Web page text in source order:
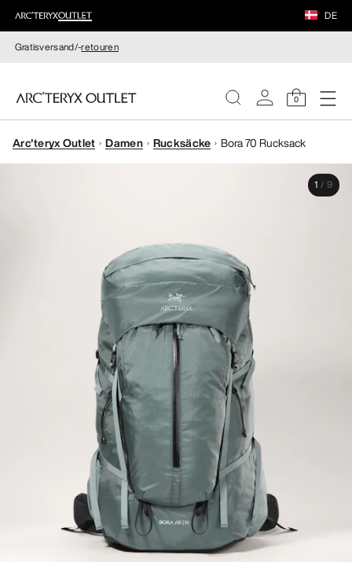
DE
Gratisversand/-retouren
0
DAMEN
Arc'teryx Outlet Damen Rucksäcke Bora 70 Rucksack
1 / 9